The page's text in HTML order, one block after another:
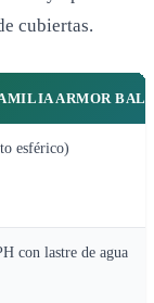
cubiertas.
ARMOR
esférico)
con lastre de agua